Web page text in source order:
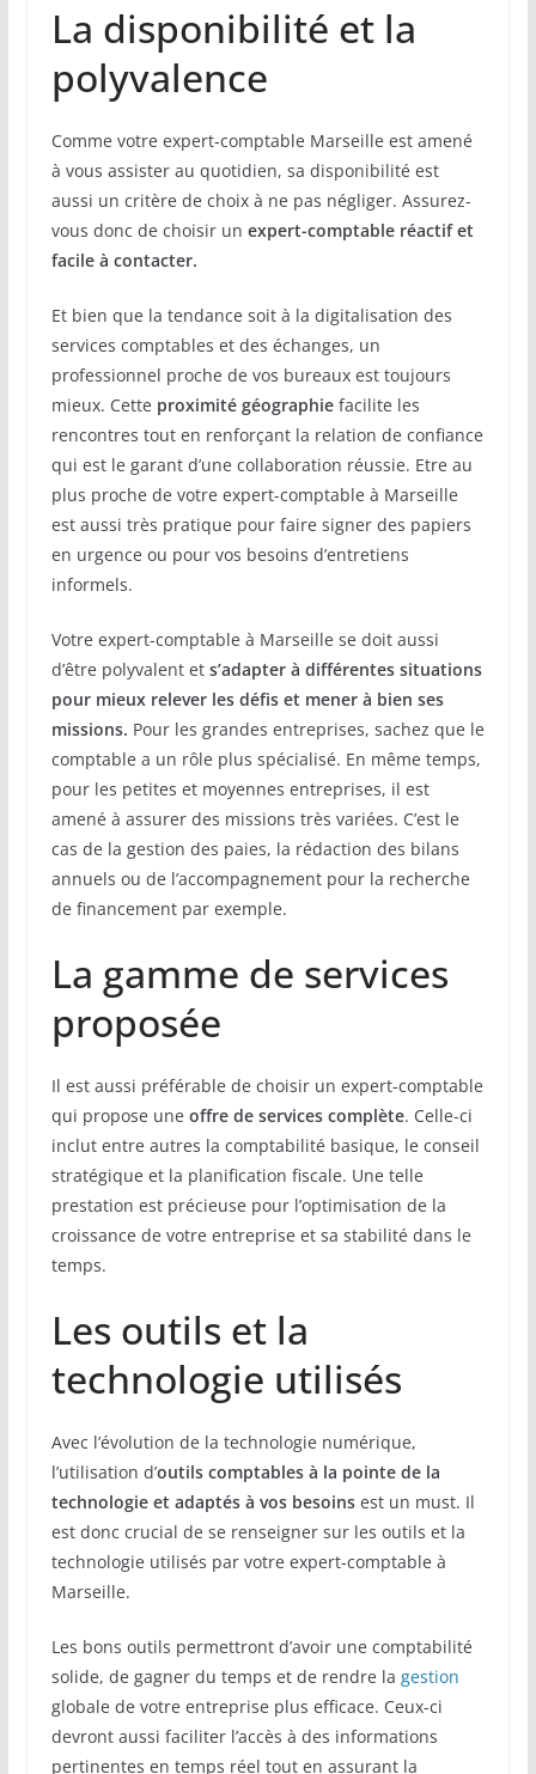
La disponibilité et la
polyvalence
Comme votre expert-comptable Marseille est amené
à vous assister au quotidien, sa disponibilité est
aussi un critère de choix à ne pas négliger. Assurez-
vous donc de choisir un expert-comptable réactif et
facile à contacter.
Et bien que la tendance soit à la digitalisation des
services comptables et des échanges, un
professionnel proche de vos bureaux est toujours
mieux. Cette proximité géographie facilite les
rencontres tout en renforçant la relation de confiance
qui est le garant d’une collaboration réussie. Etre au
plus proche de votre expert-comptable à Marseille
est aussi très pratique pour faire signer des papiers
en urgence ou pour vos besoins d’entretiens
informels.
Votre expert-comptable à Marseille se doit aussi
d’être polyvalent et s’adapter à différentes situations
pour mieux relever les défis et mener à bien ses
missions. Pour les grandes entreprises, sachez que le
comptable a un rôle plus spécialisé. En même temps,
pour les petites et moyennes entreprises, il est
amené à assurer des missions très variées. C’est le
cas de la gestion des paies, la rédaction des bilans
annuels ou de l’accompagnement pour la recherche
de financement par exemple.
La gamme de services
proposée
Il est aussi préférable de choisir un expert-comptable
qui propose une offre de services complète. Celle-ci
inclut entre autres la comptabilité basique, le conseil
stratégique et la planification fiscale. Une telle
prestation est précieuse pour l’optimisation de la
croissance de votre entreprise et sa stabilité dans le
temps.
Les outils et la
technologie utilisés
Avec l’évolution de la technologie numérique,
l’utilisation d’outils comptables à la pointe de la
technologie et adaptés à vos besoins est un must. Il
est donc crucial de se renseigner sur les outils et la
technologie utilisés par votre expert-comptable à
Marseille.
Les bons outils permettront d’avoir une comptabilité
solide, de gagner du temps et de rendre la gestion
globale de votre entreprise plus efficace. Ceux-ci
devront aussi faciliter l’accès à des informations
pertinentes en temps réel tout en assurant la